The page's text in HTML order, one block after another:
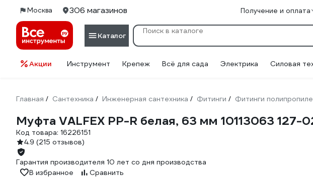
Москва 306 магазинов Получение и оплата
Каталог
Акции Инструмент Крепеж Всё для сада Электрика Силовая
Главная / Сантехника / Инженерная сантехника / Фитинги / Фитинги
Муфта VALFEX PP-R белая, 63 мм 10113063 127-
Код товара: 16226151
4.9 (215 отзывов)
Гарантия производителя 10 лет со дня производства
В избранное
Сравнить